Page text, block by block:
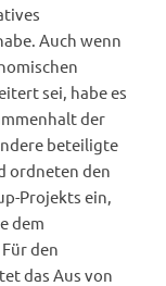
Auch wenn
sei, habe es
der
beteiligte
ordneten den
Projekts ein,
dem
den
das Aus von